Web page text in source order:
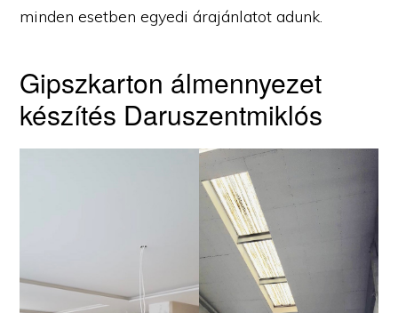
minden esetben egyedi árajánlatot adunk.
Gipszkarton álmennyezet
készítés Daruszentmiklós